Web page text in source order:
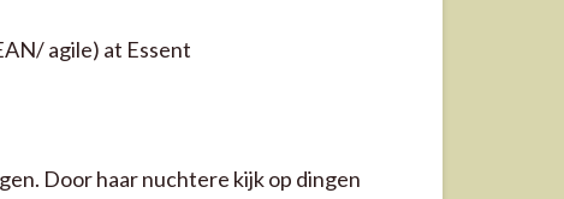
agile) at Essent
Door haar nuchtere kijk op dingen